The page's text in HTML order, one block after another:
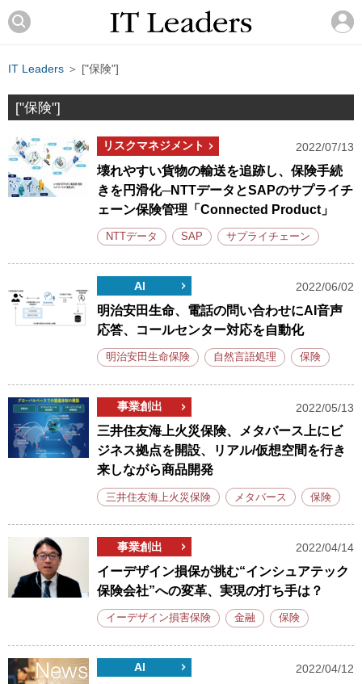
IT Leaders ＞ ["保険"]
["保険"]
リスクマネジメント 2022/07/13
壊れやすい貨物の輸送を追跡し、保険手続
きを円滑化─NTTデータとSAPのサプライチ
ェーン保険管理「Connected Product」
NTTデータ SAP サプライチェーン
AI 2022/06/02
明治安田生命、電話の問い合わせにAI音声
応答、コールセンター対応を自動化
明治安田生命保険 自然言語処理 保険
事業創出 2022/05/13
三井住友海上火災保険、メタバース上にビ
ジネス拠点を開設、リアル/仮想空間を行き
来しながら商品開発
三井住友海上火災保険 メタバース 保険
事業創出 2022/04/14
イーデザイン損保が挑む“インシュアテック
保険会社”への変革、実現の打ち手は？
イーデザイン損害保険 金融 保険
AI 2022/04/12